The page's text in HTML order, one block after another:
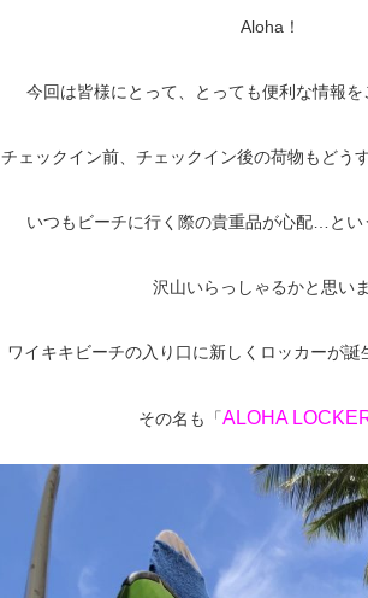
Aloha！
今回は皆様にとって、とっても便利な情報を
チェックイン前、チェックイン後の荷物もどう
いつもビーチに行く際の貴重品が心配…とい
沢山いらっしゃるかと思い
ワイキキビーチの入り口に新しくロッカーが
その名も「ALOHA